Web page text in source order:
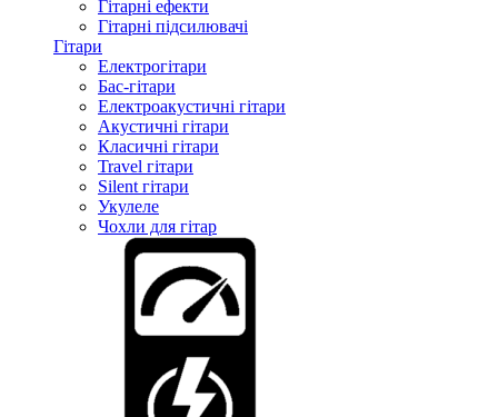
Гітарні ефекти
Гітарні підсилювачі
Гітари
Електрогітари
Бас-гітари
Електроакустичні гітари
Акустичні гітари
Класичні гітари
Travel гітари
Silent гітари
Укулеле
Чохли для гітар